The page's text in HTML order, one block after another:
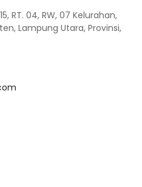
RT. 04, RW, 07 Kelurahan,
Lampung Utara, Provinsi,